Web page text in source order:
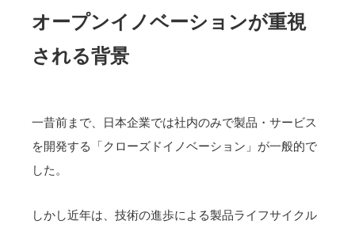
オープンイノベーションが重視
される背景
一昔前まで、日本企業では社内のみで製品・サービス
を開発する「クローズドイノベーション」が一般的で
した。
しかし近年は、技術の進歩による製品ライフサイクル